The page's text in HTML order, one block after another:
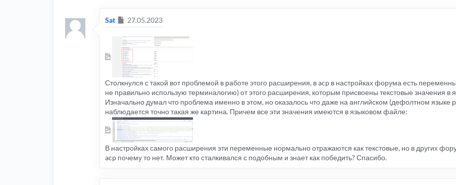
Sat Сообщение
27.05.2023
Столкнулся с такой вот проблемой в работе этого расширения, в acp в настройках форума есть
не правильно использую терминалогию) от этого расширения, которым присвоены текстовые значения в
Изначально думал что проблема именно в этом, но оказалось что даже на английском (дефолтном языке
наблюдается точно такая же картина. Причем все эти значения имеются в языковом файле:
В настройках самого расширения эти переменные нормально отражаются как текстовые, но в других
acp почему то нет. Может кто сталкивался с подобным и знает как победить? Спасибо.